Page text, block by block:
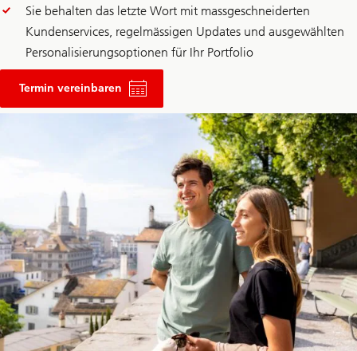
Sie behalten das letzte Wort mit massgeschneiderten
Kundenservices, regelmässigen Updates und ausgewählten
Personalisierungsoptionen für Ihr Portfolio
Termin vereinbaren
eine